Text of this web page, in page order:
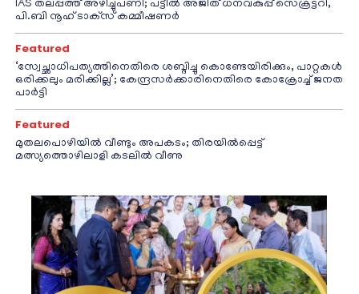
IAS തലപ്പത്ത് അഴിച്ചുപണി; പട്ടീല്‍ അജിത് ധനവകുപ്പ് സെക്രട്ടറി,
പി.ബി നൂഹ് ടാക്‌സ് കമ്മീഷണര്‍
Featured
‘സ്വേച്ഛാധിപത്യത്തിനെതിരെ ശബ്ദിച്ചു കൊണ്ടേയിരിക്കും, പാറ്റകൾ
ഒരിക്കലും മരിക്കില്ല’; കേന്ദ്രസർക്കാരിനെതിരെ കോക്രോച്ച് ജനത
പാർട്ടി
Featured
മുതലപൊഴിയിൽ വീണ്ടും അപകടം; തിരയിൽപ്പെട്ട്
മത്സ്യത്തൊഴിലാളി കടലിൽ വീണു